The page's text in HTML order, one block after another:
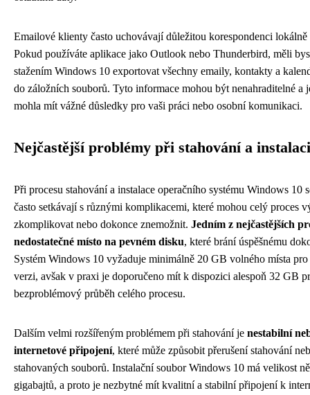
Emailové klienty často uchovávají důležitou korespondenci lokálně
Pokud používáte aplikace jako Outlook nebo Thunderbird, měli
stažením Windows 10 exportovat všechny emaily, kontakty a
do záložních souborů. Tyto informace mohou být nenahraditelné a
mohla mít vážné důsledky pro vaši práci nebo osobní komunikaci.
Nejčastější problémy při stahování a instalaci
Při procesu stahování a instalace operačního systému Windows 10
často setkávají s různými komplikacemi, které mohou celý proces
zkomplikovat nebo dokonce znemožnit. Jedním z nejčastějších
nedostatečné místo na pevném disku, které brání úspěšnému
Systém Windows 10 vyžaduje minimálně 20 GB volného místa
verzi, avšak v praxi je doporučeno mít k dispozici alespoň 32 GB
bezproblémový průběh celého procesu.
Dalším velmi rozšířeným problémem při stahování je nestabilní
internetové připojení, které může způsobit přerušení stahování
stahovaných souborů. Instalační soubor Windows 10 má velikost
gigabajtů, a proto je nezbytné mít kvalitní a stabilní připojení k